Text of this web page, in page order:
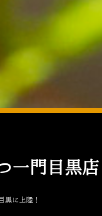
一門目黒店
黒に上陸！